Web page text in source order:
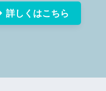
詳しくはこちら